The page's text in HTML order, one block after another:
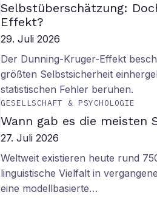
Selbstüberschätzung:
Effekt?
29. Juli 2026
Der Dunning-Kruger-Effekt
größten Selbstsicherheit
statistischen Fehler beruhen.
GESELLSCHAFT & PSYCHOLOGIE
Wann gab es die meisten
27. Juli 2026
Weltweit existieren heute rund
linguistische Vielfalt in
eine modellbasierte…